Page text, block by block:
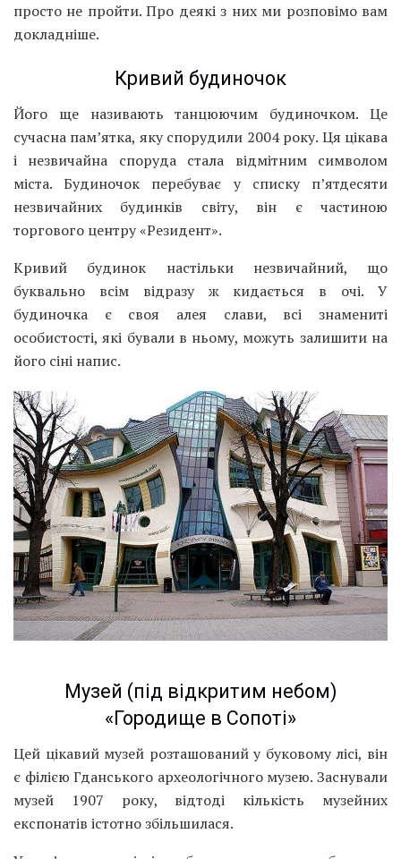
просто не пройти. Про деякі з них ми розповімо вам
докладніше.
Кривий будиночок
Його ще називають танцюючим будиночком. Це
сучасна пам’ятка, яку спорудили 2004 року. Ця цікава
і незвичайна споруда стала відмітним символом
міста. Будиночок перебуває у списку п’ятдесяти
незвичайних будинків світу, він є частиною
торгового центру «Резидент».
Кривий будинок настільки незвичайний, що
буквально всім відразу ж кидається в очі. У
будиночка є своя алея слави, всі знамениті
особистості, які бували в ньому, можуть залишити на
його сіні напис.
Музей (під відкритим небом)
«Городище в Сопоті»
Цей цікавий музей розташований у буковому лісі, він
є філією Гданського археологічного музею. Заснували
музей 1907 року, відтоді кількість музейних
експонатів істотно збільшилася.